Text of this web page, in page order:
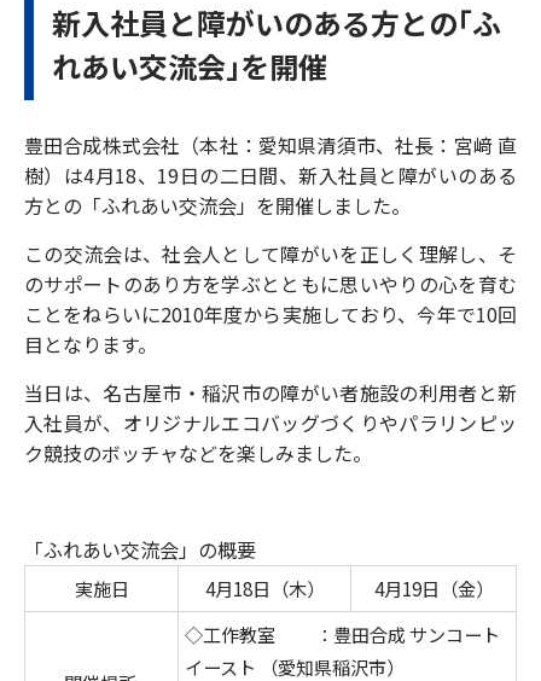
新入社員と障がいのある方との｢ふ
れあい交流会｣を開催
豊田合成株式会社（本社：愛知県清須市、社長：宮﨑 直
樹）は4月18、19日の二日間、新入社員と障がいのある
方との「ふれあい交流会」を開催しました。
この交流会は、社会人として障がいを正しく理解し、そ
のサポートのあり方を学ぶとともに思いやりの心を育む
ことをねらいに2010年度から実施しており、今年で10回
目となります。
当日は、名古屋市・稲沢市の障がい者施設の利用者と新
入社員が、オリジナルエコバッグづくりやパラリンピッ
ク競技のボッチャなどを楽しみました。
「ふれあい交流会」の概要
実施日 4月18日（木） 4月19日（金）
◇工作教室 ：豊田合成 サンコート
イースト （愛知県稲沢市）